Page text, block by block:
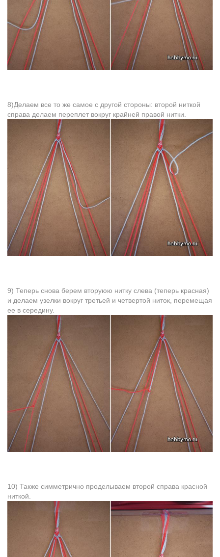
8)Делаем все то же самое с другой стороны: второй ниткой
справа делаем переплет вокруг крайней правой нитки.
9) Теперь снова берем вторуюю нитку слева (теперь красная)
и делаем узелки вокруг третьей и четвертой ниток, перемещая
ее в середину.
10) Также симметрично проделываем второй справа красной
ниткой.